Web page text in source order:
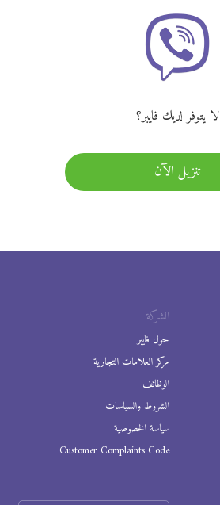
لا يتوفر لديك فايبر؟
تنزيل الآن
الشركة
حول فايبر
مركز العلامات التجارية
الوظائف
الشروط والسياسات
سياسة الخصوصية
Customer Complaints Code